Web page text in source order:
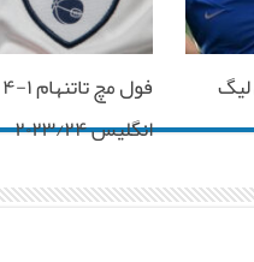
لیگ
انگلیس ۲۰۲۳/۲۴